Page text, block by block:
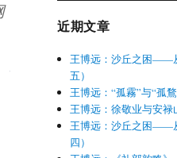
近期文章
王博远：沙丘之困——
五）
王博远：“孤霧”与“孤
王博远：徐敬业与安禄
王博远：沙丘之困——
四）